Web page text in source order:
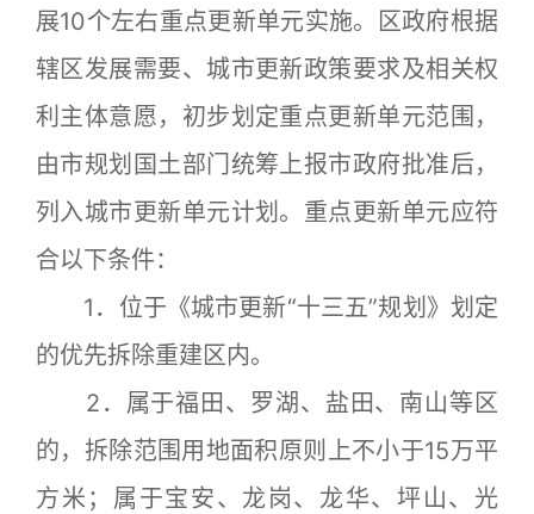
展10个左右重点更新单元实施。区政府根据
辖区发展需要、城市更新政策要求及相关权
利主体意愿，初步划定重点更新单元范围，
由市规划国土部门统筹上报市政府批准后，
列入城市更新单元计划。重点更新单元应符
合以下条件：
1．位于《城市更新“十三五”规划》划定
的优先拆除重建区内。
2．属于福田、罗湖、盐田、南山等区
的，拆除范围用地面积原则上不小于15万平
方米；属于宝安、龙岗、龙华、坪山、光